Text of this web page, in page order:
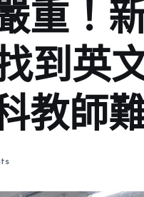
重！
到英
教師